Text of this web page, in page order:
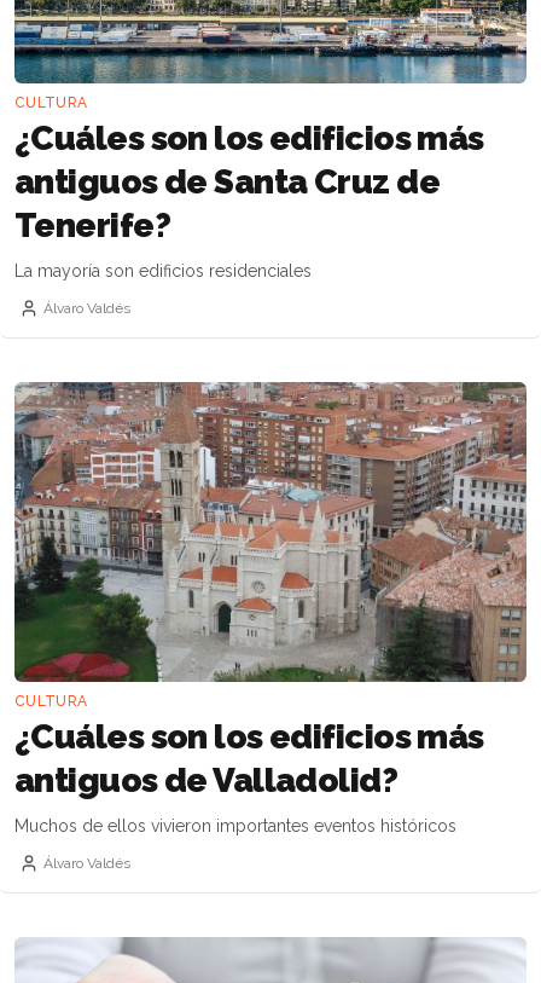
CULTURA
¿Cuáles son los edificios más
antiguos de Santa Cruz de
Tenerife?
La mayoría son edificios residenciales
Álvaro Valdés
CULTURA
¿Cuáles son los edificios más
antiguos de Valladolid?
Muchos de ellos vivieron importantes eventos históricos
Álvaro Valdés